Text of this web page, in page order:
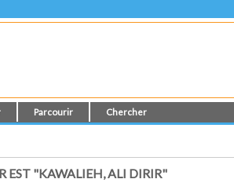
Parcourir Chercher
EST "KAWALIEH, ALI DIRIR"